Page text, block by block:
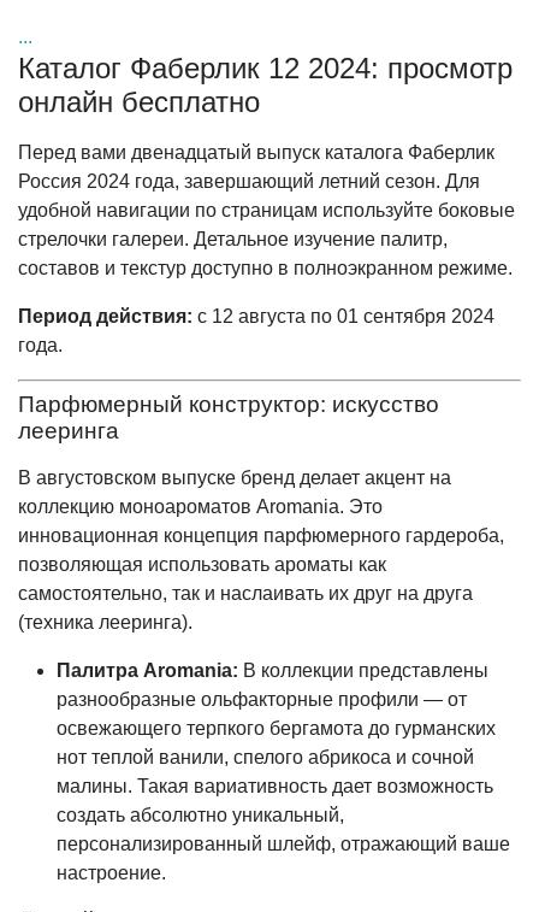
...
Каталог Фаберлик 12 2024: просмотр
онлайн бесплатно
Перед вами двенадцатый выпуск каталога Фаберлик
Россия 2024 года, завершающий летний сезон. Для
удобной навигации по страницам используйте боковые
стрелочки галереи. Детальное изучение палитр,
составов и текстур доступно в полноэкранном режиме.
Период действия: с 12 августа по 01 сентября 2024
года.
Парфюмерный конструктор: искусство
лееринга
В августовском выпуске бренд делает акцент на
коллекцию моноароматов Aromania. Это
инновационная концепция парфюмерного гардероба,
позволяющая использовать ароматы как
самостоятельно, так и наслаивать их друг на друга
(техника лееринга).
Палитра Aromania: В коллекции представлены
разнообразные ольфакторные профили — от
освежающего терпкого бергамота до гурманских
нот теплой ванили, спелого абрикоса и сочной
малины. Такая вариативность дает возможность
создать абсолютно уникальный,
персонализированный шлейф, отражающий ваше
настроение.